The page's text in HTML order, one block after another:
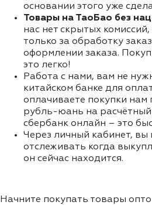
основании этого уже
Товары на ТаоБао без
нас нет скрытых
только за обработку
оформлении заказа.
это легко!
Работа с нами, вам не
китайском банке для
оплачиваете покупки нам
рубль-юань на расчётный
сбербанк онлайн – это
Через личный кабинет, вы
отслеживать когда
он сейчас находится.
Начните покупать товары